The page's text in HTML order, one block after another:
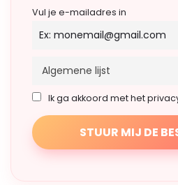
Vul je e-mailadres in
Ik ga akkoord met het